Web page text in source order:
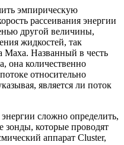
эмпирическую
рассеивания энергии
другой величины,
жидкостей, так
Маха. Названный в честь
она количественно
относительно
является ли поток
сложно определить,
зонды, которые проводят
аппарат Cluster,